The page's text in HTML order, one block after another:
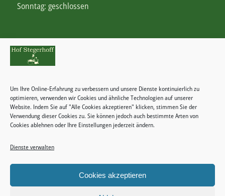
Um Ihre Online-Erfahrung zu verbessern und unsere Dienste kontinuierlich zu
optimieren, verwenden wir Cookies und ähnliche Technologien auf unserer
Website. Indem Sie auf "Alle Cookies akzeptieren" klicken, stimmen Sie der
Verwendung dieser Cookies zu. Sie können jedoch auch bestimmte Arten von
Cookies ablehnen oder Ihre Einstellungen jederzeit ändern.
Dienste verwalten
Cookies akzeptieren
Sonntag: geschlossen
Rechtliches
Widerrufsbelehrung